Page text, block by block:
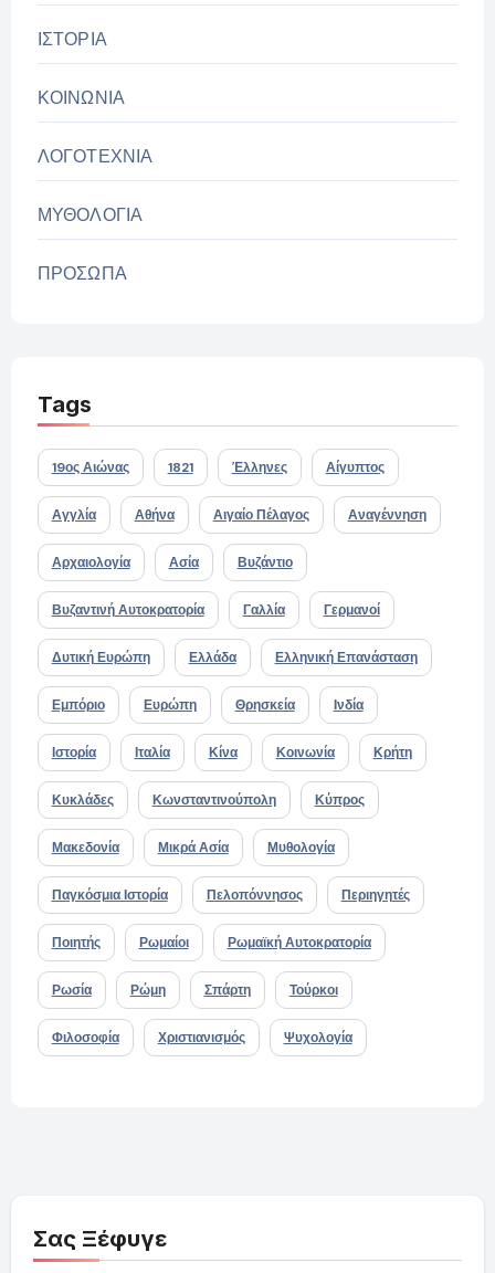
ΙΣΤΟΡΙΑ
ΚΟΙΝΩΝΙΑ
ΛΟΓΟΤΕΧΝΙΑ
ΜΥΘΟΛΟΓΙΑ
ΠΡΟΣΩΠΑ
Tags
19ος Αιώνας 1821 Έλληνες Αίγυπτος
Αγγλία Αθήνα Αιγαίο Πέλαγος Αναγέννηση
Αρχαιολογία Ασία Βυζάντιο
Βυζαντινή Αυτοκρατορία Γαλλία Γερμανοί
Δυτική Ευρώπη Ελλάδα Ελληνική Επανάσταση
Εμπόριο Ευρώπη Θρησκεία Ινδία
Ιστορία Ιταλία Κίνα Κοινωνία Κρήτη
Κυκλάδες Κωνσταντινούπολη Κύπρος
Μακεδονία Μικρά Ασία Μυθολογία
Παγκόσμια Ιστορία Πελοπόννησος Περιηγητές
Ποιητής Ρωμαίοι Ρωμαϊκή Αυτοκρατορία
Ρωσία Ρώμη Σπάρτη Τούρκοι
Φιλοσοφία Χριστιανισμός Ψυχολογία
Σας Ξέφυγε